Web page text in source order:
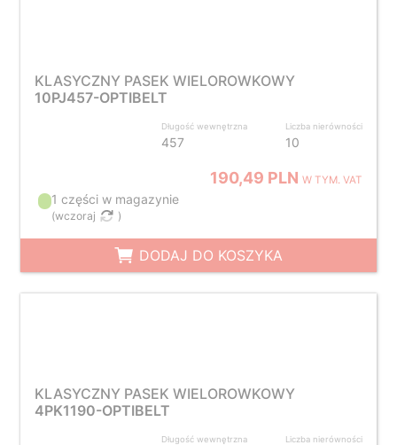
KLASYCZNY PASEK WIELOROWKOWY
10PJ457-OPTIBELT
Długość wewnętrzna
457
Liczba nierówności
10
190,49 PLNW TYM. VAT
1 części w magazynie
(wczoraj )
DODAJ DO KOSZYKA
KLASYCZNY PASEK WIELOROWKOWY
4PK1190-OPTIBELT
Długość wewnętrzna Liczba nierówności